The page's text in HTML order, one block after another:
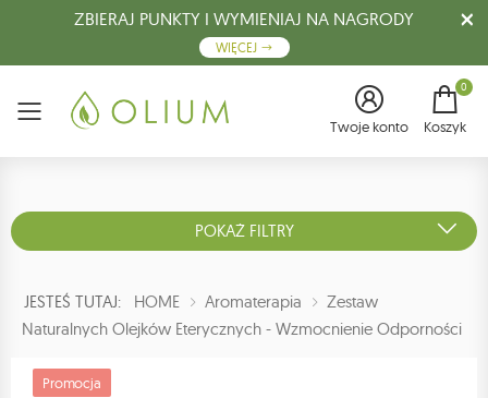
ZBIERAJ PUNKTY I WYMIENIAJ NA NAGRODY
WIĘCEJ
Menu Twoje konto
0
Koszyk
POKAŻ FILTRY
JESTEŚ TUTAJ: HOME Aromaterapia
Zestaw
Naturalnych Olejków Eterycznych - Wzmocnienie Odporności
Promocja